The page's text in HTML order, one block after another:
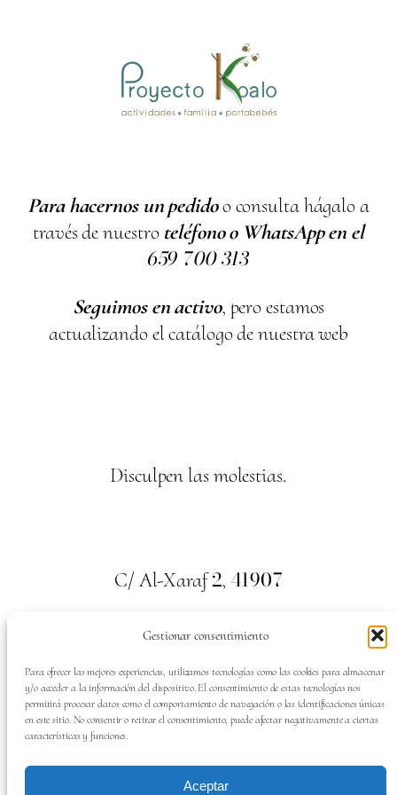
Gestionar consentimiento
Para ofrecer las mejores experiencias, utilizamos tecnologías como las cookies para almacenar
y/o acceder a la información del dispositivo. El consentimiento de estas tecnologías nos
permitirá procesar datos como el comportamiento de navegación o las identificaciones únicas
en este sitio. No consentir o retirar el consentimiento, puede afectar negativamente a ciertas
características y funciones.
Aceptar
Para hacernos un pedidoo consulta hágalo a
través de nuestro teléfono o WhatsApp en el
659 700313
Seguimos en activo, pero estamos
actualizando el catálogo de nuestra web
Disculpen las molestias.
C/ Al-Xaraf2, 41907
Valencina de la Concepción. Sevilla
Tel:659700313
SÍGUENOS EN: